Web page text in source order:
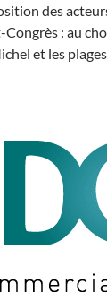
des
: au
et les